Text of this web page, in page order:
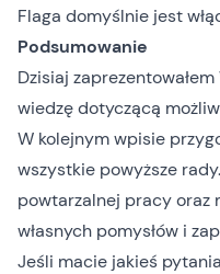
Flaga domyślnie jest
Podsumowanie
Dzisiaj
wiedzę dotyczącą
W kolejnym wpisie
wszystkie powyższe
powtarzalnej pracy oraz
własnych pomysłów i
Jeśli macie jakieś